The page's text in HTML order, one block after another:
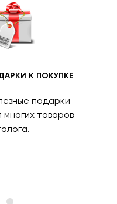
К ПОКУПКЕ
подарки
многих товаров